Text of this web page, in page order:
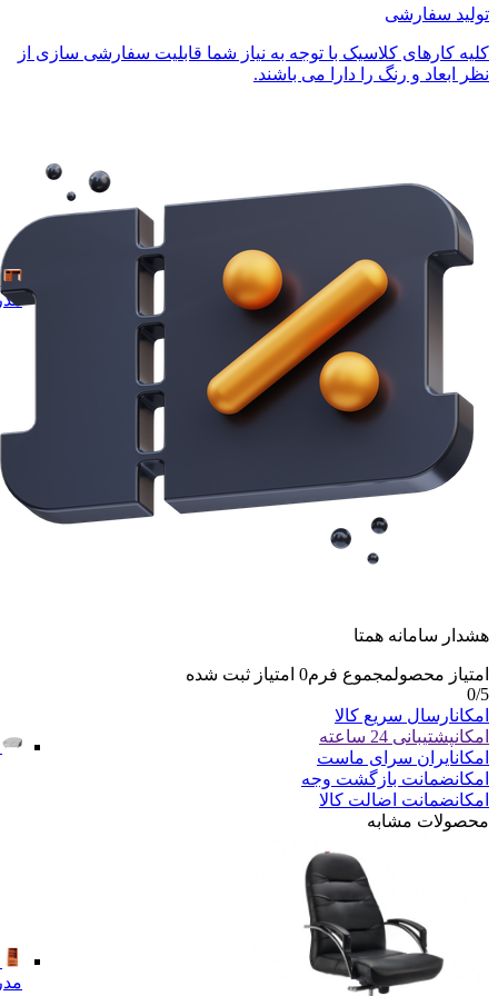
تولید سفارشی
کلیه کارهای کلاسیک با توجه به نیاز شما قابلیت سفارشی سازی از
نظر ابعاد و رنگ را دارا می باشند.
هشدار سامانه همتا
امتیاز محصولمجموع فرم0 امتیاز ثبت شده
0/5
امکانارسال سریع کالا
امکانپشتیبانی 24 ساعته
امکانایران سرای ماست
امکانضمانت بازگشت وجه
امکانضمانت اضالت کالا
محصولات مشابه